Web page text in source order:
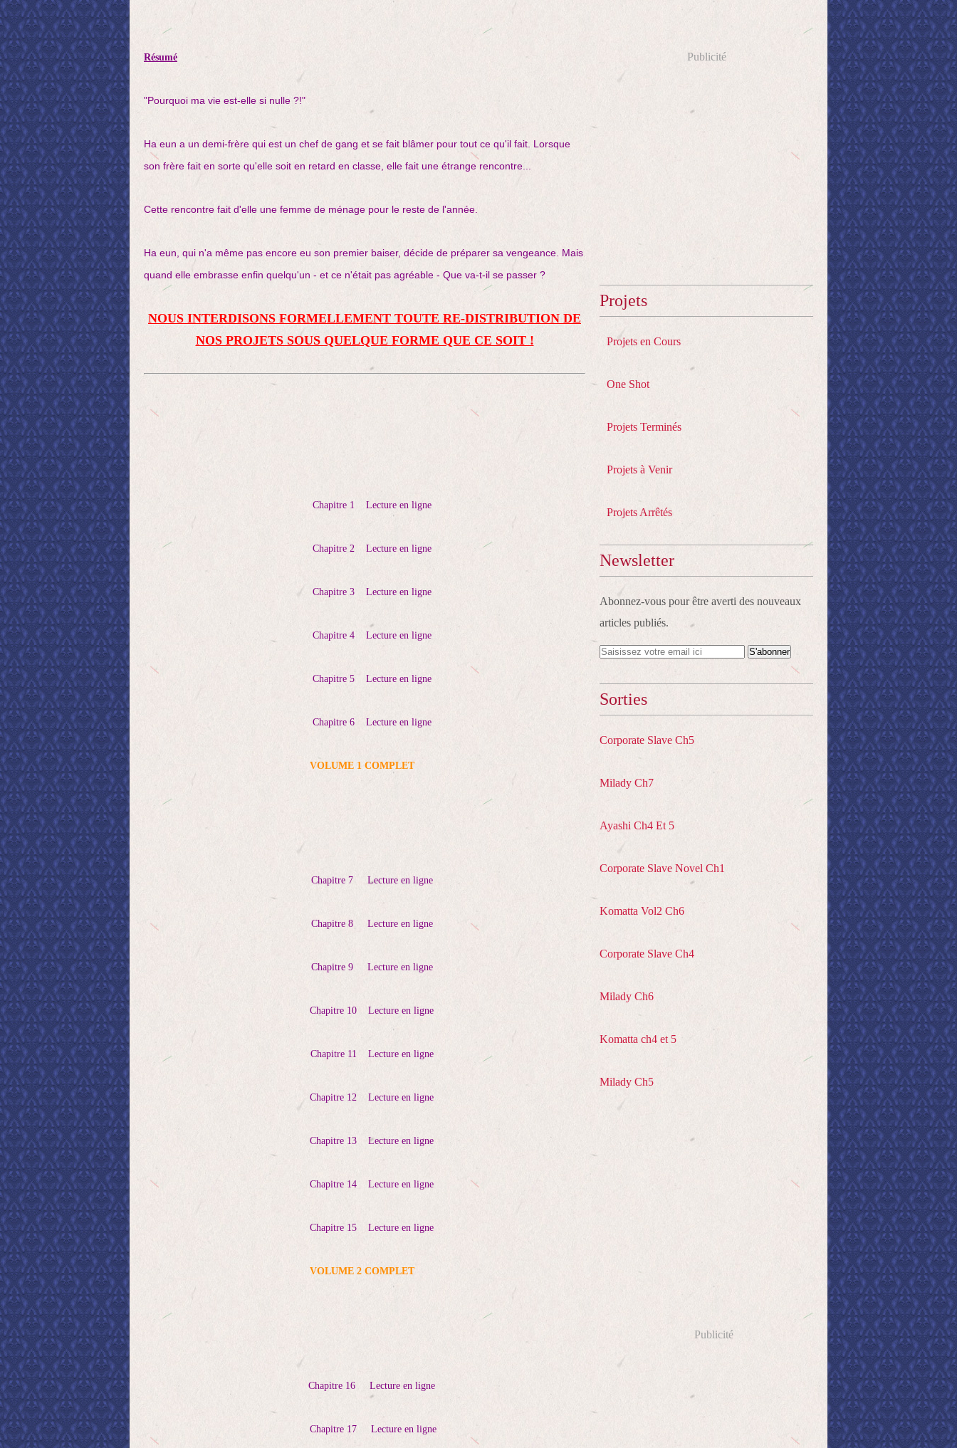
Résumé
"Pourquoi ma vie est-elle si nulle ?!"
Ha eun a un demi-frère qui est un chef de gang et se fait blâmer pour tout ce qu'il fait. Lorsque
son frère fait en sorte qu'elle soit en retard en classe, elle fait une étrange rencontre...
Cette rencontre fait d'elle une femme de ménage pour le reste de l'année.
Ha eun, qui n'a même pas encore eu son premier baiser, décide de préparer sa vengeance. Mais
quand elle embrasse enfin quelqu'un - et ce n'était pas agréable - Que va-t-il se passer ?
NOUS INTERDISONS FORMELLEMENT TOUTE RE-DISTRIBUTION DE
NOS PROJETS SOUS QUELQUE FORME QUE CE SOIT !
Chapitre 1 Lecture en ligne
Chapitre 2 Lecture en ligne
Chapitre 3 Lecture en ligne
Chapitre 4 Lecture en ligne
Chapitre 5 Lecture en ligne
Chapitre 6 Lecture en ligne
VOLUME 1 COMPLET
Chapitre 7 Lecture en ligne
Chapitre 8 Lecture en ligne
Chapitre 9 Lecture en ligne
Chapitre 10 Lecture en ligne
Chapitre 11 Lecture en ligne
Chapitre 12 Lecture en ligne
Chapitre 13 Lecture en ligne
Chapitre 14 Lecture en ligne
Chapitre 15 Lecture en ligne
VOLUME 2 COMPLET
Chapitre 16 Lecture en ligne
Chapitre 17 Lecture en ligne
Publicité
Projets
Projets en Cours
One Shot
Projets Terminés
Projets à Venir
Projets Arrêtés
Newsletter
Abonnez-vous pour être averti des nouveaux
articles publiés.
Sorties
Corporate Slave Ch5
Milady Ch7
Ayashi Ch4 Et 5
Corporate Slave Novel Ch1
Komatta Vol2 Ch6
Corporate Slave Ch4
Milady Ch6
Komatta ch4 et 5
Milady Ch5
Publicité